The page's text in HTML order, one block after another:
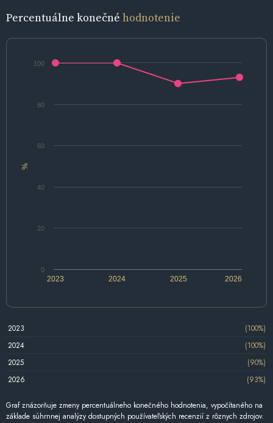
Percentuálne konečné hodnotenie
%
2024 2026
2023 2025
0
20
40
60
80
100
2023
(100%)
2024
(100%)
2025
(90%)
2026
(93%)
Graf znázorňuje zmeny percentuálneho konečného hodnotenia, vypočítaného na
základe súhrnnej analýzy dostupných používateľských recenzií z rôznych zdrojov.